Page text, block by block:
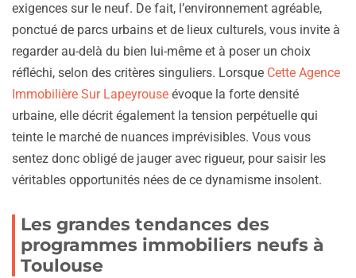
exigences sur le neuf. De fait, l’environnement agréable,
ponctué de parcs urbains et de lieux culturels, vous invite à
regarder au-delà du bien lui-même et à poser un choix
réfléchi, selon des critères singuliers. Lorsque Cette Agence
Immobilière Sur Lapeyrouse évoque la forte densité
urbaine, elle décrit également la tension perpétuelle qui
teinte le marché de nuances imprévisibles. Vous vous
sentez donc obligé de jauger avec rigueur, pour saisir les
véritables opportunités nées de ce dynamisme insolent.
Les grandes tendances des
programmes immobiliers neufs à
Toulouse